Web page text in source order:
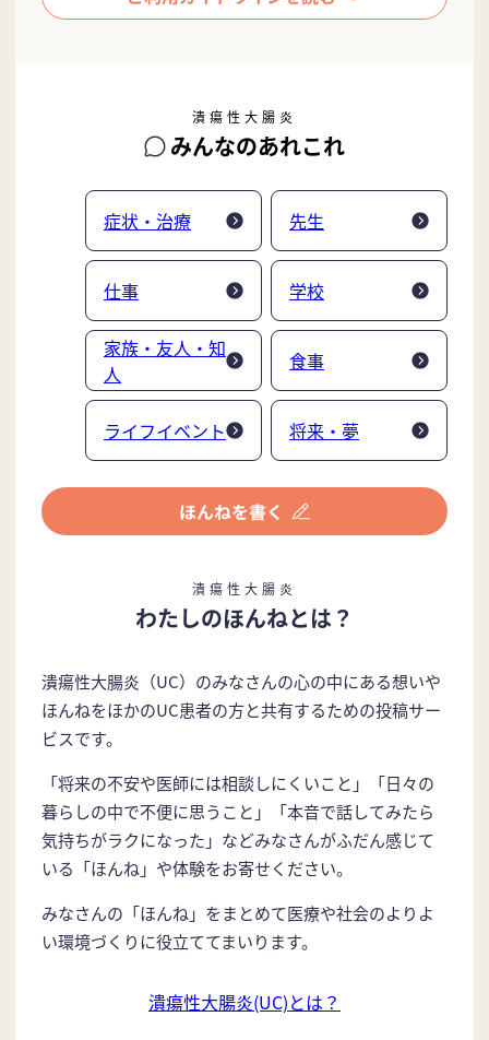
潰瘍性大腸炎
みんなのあれこれ
症状・治療 先生
仕事 学校
家族・友人・知
人
食事
ライフイベント 将来・夢
潰瘍性大腸炎
わたしのほんねとは？
潰瘍性大腸炎（UC）のみなさんの心の中にある想いや
ほんねをほかのUC患者の方と共有するための投稿サー
ビスです。
「将来の不安や医師には相談しにくいこと」「日々の
暮らしの中で不便に思うこと」「本音で話してみたら
気持ちがラクになった」などみなさんがふだん感じて
いる「ほんね」や体験をお寄せください。
みなさんの「ほんね」をまとめて医療や社会のよりよ
い環境づくりに役立ててまいります。
潰瘍性大腸炎(UC)とは？